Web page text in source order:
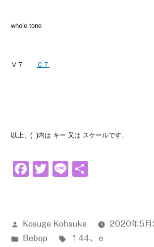
whole tone
Ⅴ７ Ｃ７
以上、( )内は キー 又は スケールです。
Facebook
Twitter
Line
投
稿
Kosuge Kohsuke
2020年5月
カ
Bebop タ
↑44、 ｅ